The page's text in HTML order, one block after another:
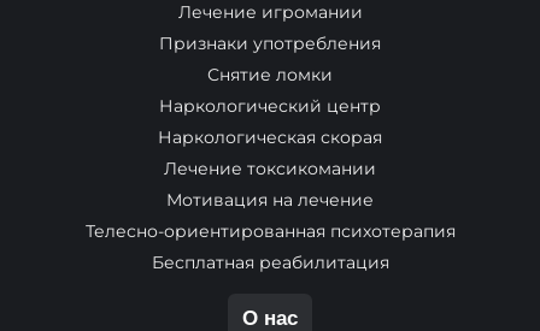
Лечение игромании
Признаки употребления
Снятие ломки
Наркологический центр
Наркологическая скорая
Лечение токсикомании
Мотивация на лечение
Телесно-ориентированная психотерапия
Бесплатная реабилитация
О нас